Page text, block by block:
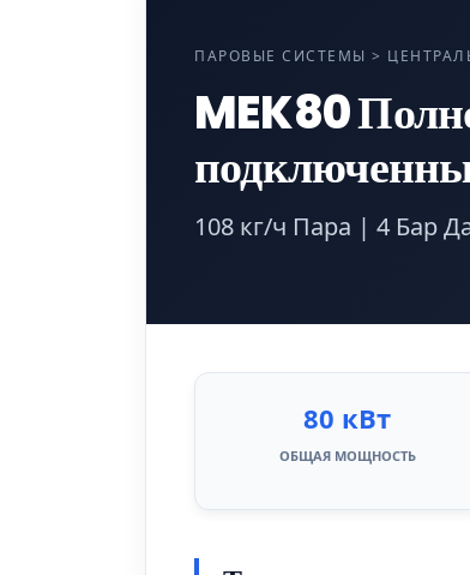
ПАРОВЫЕ СИСТЕМЫ >
MEK80
108 кг/ч Пара | 4 Бар
80 кВт
ОБЩАЯ МОЩНОСТЬ